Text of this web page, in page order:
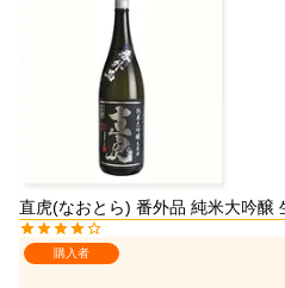
直虎(なおとら) 番外品 純米大吟醸
購入者